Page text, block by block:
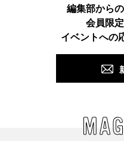
TikTok
編集部から
会員限
イベントへの